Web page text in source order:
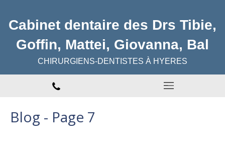
Cabinet dentaire des Drs Tibie,
Goffin, Mattei, Giovanna, Bal
CHIRURGIENS-DENTISTES À HYERES
Blog - Page 7